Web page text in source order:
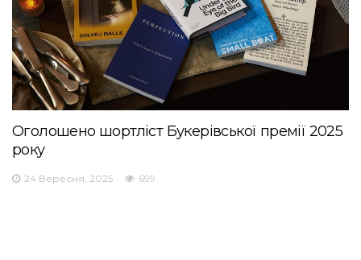
Оголошено шортліст Букерівської премії 2025
року
24 Вересня, 2025 699